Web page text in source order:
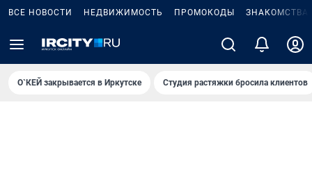
ВСЕ НОВОСТИ НЕДВИЖИМОСТЬ ПРОМОКОДЫ ЗНАКОМСТВА
О`КЕЙ закрывается в Иркутске Студия растяжки бросила клиентов